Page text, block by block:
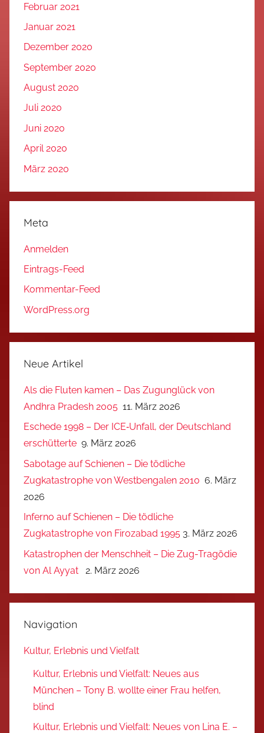
Februar 2021
Januar 2021
Dezember 2020
September 2020
August 2020
Juli 2020
Juni 2020
April 2020
März 2020
Meta
Anmelden
Eintrags-Feed
Kommentar-Feed
WordPress.org
Neue Artikel
Als die Fluten kamen – Das Zugunglück von
Andhra Pradesh 2005 11. März 2026
Eschede 1998 – Der ICE‑Unfall, der Deutschland
erschütterte 9. März 2026
Sabotage auf Schienen – Die tödliche
Zugkatastrophe von Westbengalen 2010 6. März
2026
Inferno auf Schienen – Die tödliche
Zugkatastrophe von Firozabad 1995 3. März 2026
Katastrophen der Menschheit – Die Zug-Tragödie
von Al Ayyat
2. März 2026
Navigation
Kultur, Erlebnis und Vielfalt
Kultur, Erlebnis und Vielfalt: Neues aus
München – Tony B. wollte einer Frau helfen,
blind
Kultur, Erlebnis und Vielfalt: Neues von Lina E. –